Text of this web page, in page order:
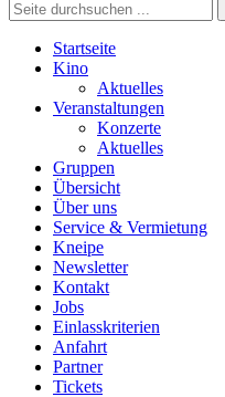
Startseite
Kino
Aktuelles
Veranstaltungen
Konzerte
Aktuelles
Gruppen
Übersicht
Über uns
Service & Vermietung
Kneipe
Newsletter
Kontakt
Jobs
Einlasskriterien
Anfahrt
Partner
Tickets